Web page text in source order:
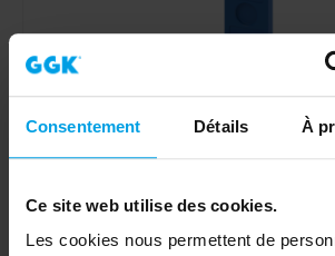
Consentement Détails À
Ce site web utilise des cookies.
Les cookies nous permettent de